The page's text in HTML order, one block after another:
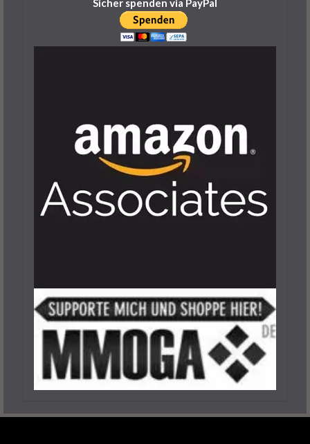
25. September 2023
25. September 2023 6 Minuten
Lies Of P: Dreifaltigkeitsräume Und -
Sicher spenden via PayPal